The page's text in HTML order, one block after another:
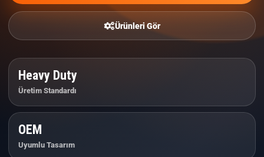
Ürünleri Gör
Heavy Duty
Üretim Standardı
OEM
Uyumlu Tasarım